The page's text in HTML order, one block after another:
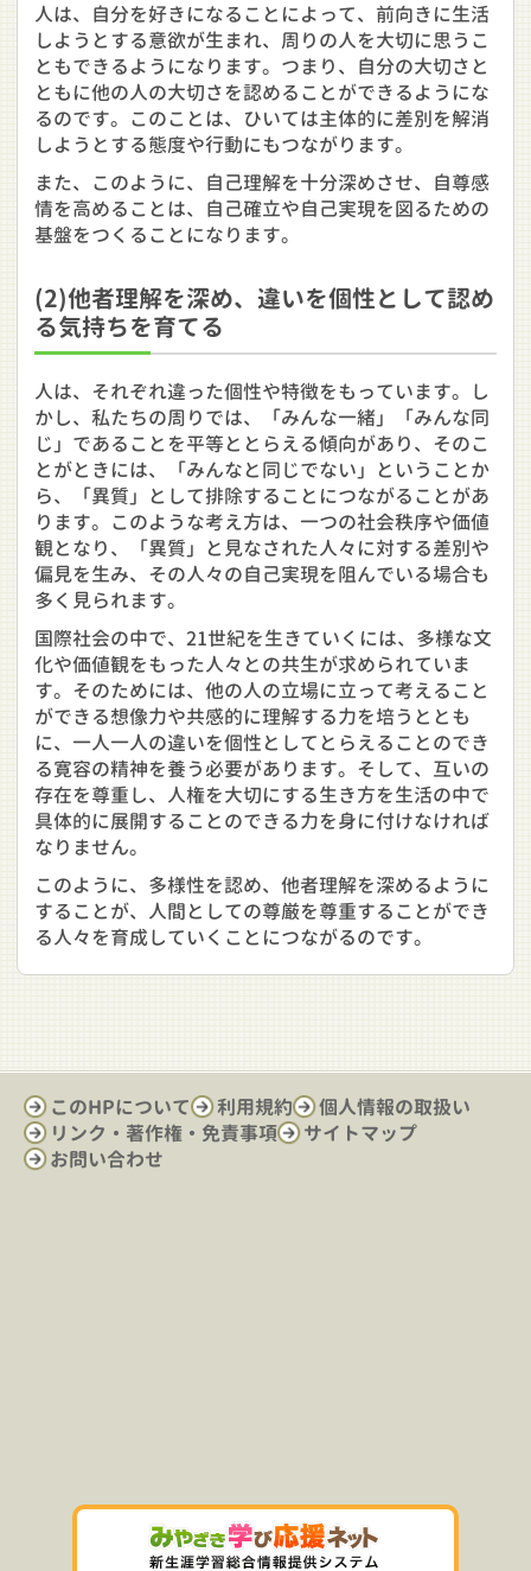
人は、自分を好きになることによって、前向きに生活
しようとする意欲が生まれ、周りの人を大切に思うこ
ともできるようになります。つまり、自分の大切さと
ともに他の人の大切さを認めることができるようにな
るのです。このことは、ひいては主体的に差別を解消
しようとする態度や行動にもつながります。
また、このように、自己理解を十分深めさせ、自尊感
情を高めることは、自己確立や自己実現を図るための
基盤をつくることになります。
(2)他者理解を深め、違いを個性として認め
る気持ちを育てる
人は、それぞれ違った個性や特徴をもっています。し
かし、私たちの周りでは、「みんな一緒」「みんな同
じ」であることを平等ととらえる傾向があり、そのこ
とがときには、「みんなと同じでない」ということか
ら、「異質」として排除することにつながることがあ
ります。このような考え方は、一つの社会秩序や価値
観となり、「異質」と見なされた人々に対する差別や
偏見を生み、その人々の自己実現を阻んでいる場合も
多く見られます。
国際社会の中で、21世紀を生きていくには、多様な文
化や価値観をもった人々との共生が求められていま
す。そのためには、他の人の立場に立って考えること
ができる想像力や共感的に理解する力を培うととも
に、一人一人の違いを個性としてとらえることのでき
る寛容の精神を養う必要があります。そして、互いの
存在を尊重し、人権を大切にする生き方を生活の中で
具体的に展開することのできる力を身に付けなければ
なりません。
このように、多様性を認め、他者理解を深めるように
することが、人間としての尊厳を尊重することができ
る人々を育成していくことにつながるのです。
このHPについて 利用規約
個人情報の取扱い
リンク・著作権・免責事項
サイトマップ
お問い合わせ